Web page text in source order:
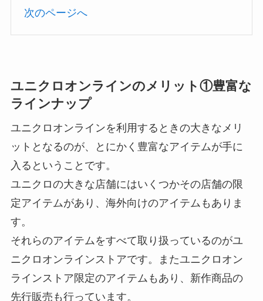
次のページへ
ユニクロオンラインのメリット①豊富な
ラインナップ
ユニクロオンラインを利用するときの大きなメリ
ットとなるのが、とにかく豊富なアイテムが手に
入るということです。
ユニクロの大きな店舗にはいくつかその店舗の限
定アイテムがあり、海外向けのアイテムもありま
す。
それらのアイテムをすべて取り扱っているのがユ
ニクロオンラインストアです。またユニクロオン
ラインストア限定のアイテムもあり、新作商品の
先行販売も行っています。